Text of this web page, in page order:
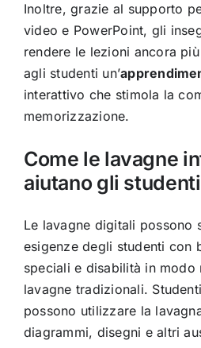
Inoltre, grazie al supporto
video e PowerPoint, gli
rendere le lezioni ancora
agli studenti un’
interattivo che stimola la
memorizzazione.
Come le lavagne
aiutano gli
Le lavagne digitali possono
esigenze degli studenti con
speciali e disabilità in
lavagne tradizionali.
possono utilizzare la
diagrammi, disegni e altri